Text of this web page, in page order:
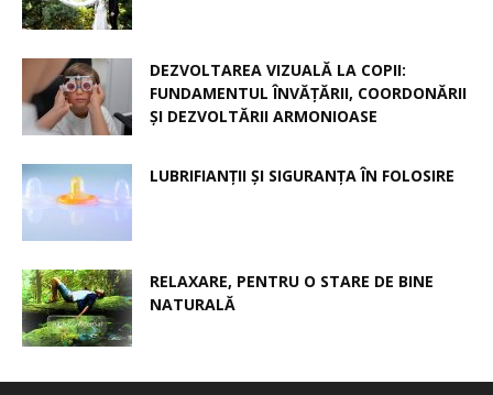
DEZVOLTAREA VIZUALĂ LA COPII:
FUNDAMENTUL ÎNVĂȚĂRII, COORDONĂRII
ȘI DEZVOLTĂRII ARMONIOASE
LUBRIFIANȚII ȘI SIGURANȚA ÎN FOLOSIRE
RELAXARE, PENTRU O STARE DE BINE
NATURALĂ